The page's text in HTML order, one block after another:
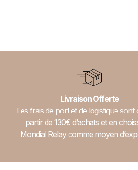
Livraison Offerte
Les frais de port et de logistique sont
partir de 130€ d’achats et en
Mondial Relay comme moyen